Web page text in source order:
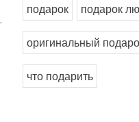
подарок подарок
оригинальный
что подарить